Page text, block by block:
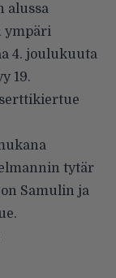
alussa
ympäri
4. joulukuuta
19.
tytär
Samulin ja